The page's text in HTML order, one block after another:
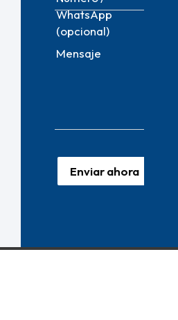
WhatsApp
(opcional)
Mensaje
Enviar ahora